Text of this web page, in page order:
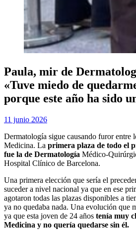
Paula, mir de
«Tuve miedo de
porque este año ha sido
porExamen MIR
Publicada
11 junio 2026
Dermatología sigue causando furor entre
Medicina. La primera plaza de todo el
fue la de Dermatología Médico-
Hospital Clínico de Barcelona.
Una primera elección que sería el
suceder a nivel nacional ya que en ese
agotaron todas las plazas disponibles a
ya no quedaba nada. Una evolución que
ya que esta joven de 24 años tenía muy
Medicina y no quería quedarse sin él.